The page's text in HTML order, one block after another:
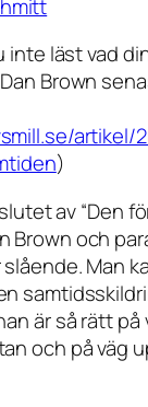
inte läst vad
Brown
artikel/
)
av “Den
Brown och
Man
är så rätt på
och på väg